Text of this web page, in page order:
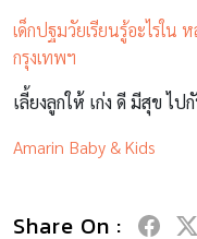
เด็กปฐมวัยเรียนรู้อะไรใน
กรุงเทพฯ
เลี้ยงลูกให้ เก่ง ดี มีสุข ไป
Amarin Baby & Kids
Share On :